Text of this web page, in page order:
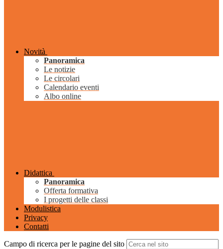
Novità
Panoramica
Le notizie
Le circolari
Calendario eventi
Albo online
Didattica
Panoramica
Offerta formativa
I progetti delle classi
Modulistica
Privacy
Contatti
Campo di ricerca per le pagine del sito